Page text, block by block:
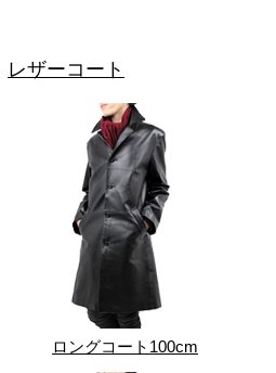
レザーコート
ロングコート100cm